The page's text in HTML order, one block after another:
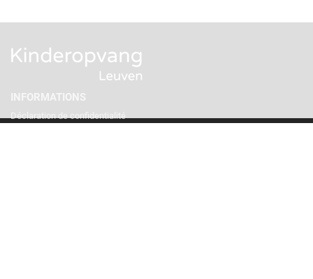
INFORMATIONS
Déclaration de confidentialité